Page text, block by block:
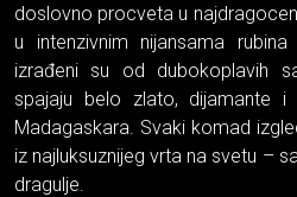
doslovno procveta u
u intenzivnim nijansama
izrađeni su od dubokoplavih
spajaju belo zlato, dijamante
Madagaskara. Svaki komad
iz najluksuznijeg vrta na svetu –
dragulje.